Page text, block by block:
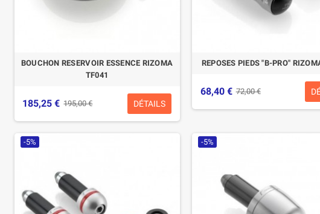
BOUCHON RESERVOIR ESSENCE RIZOMA
TF041
185,25 € 195,00 € DÉTAILS
REPOSES PIEDS "B-PRO"
68,40 € 72,00 €
-5% -5%